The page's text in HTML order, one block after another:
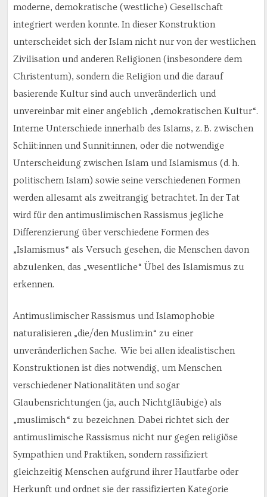
moderne, demokratische (westliche) Gesellschaft
integriert werden konnte. In dieser Konstruktion
unterscheidet sich der Islam nicht nur von der westlichen
Zivilisation und anderen Religionen (insbesondere dem
Christentum), sondern die Religion und die darauf
basierende Kultur sind auch unveränderlich und
unvereinbar mit einer angeblich „demokratischen Kultur“.
Interne Unterschiede innerhalb des Islams, z. B. zwischen
Schiit:innen und Sunnit:innen, oder die notwendige
Unterscheidung zwischen Islam und Islamismus (d. h.
politischem Islam) sowie seine verschiedenen Formen
werden allesamt als zweitrangig betrachtet. In der Tat
wird für den antimuslimischen Rassismus jegliche
Differenzierung über verschiedene Formen des
„Islamismus“ als Versuch gesehen, die Menschen davon
abzulenken, das „wesentliche“ Übel des Islamismus zu
erkennen.
Antimuslimischer Rassismus und Islamophobie
naturalisieren „die/den Muslim:in“ zu einer
unveränderlichen Sache. Wie bei allen idealistischen
Konstruktionen ist dies notwendig, um Menschen
verschiedener Nationalitäten und sogar
Glaubensrichtungen (ja, auch Nichtgläubige) als
„muslimisch“ zu bezeichnen. Dabei richtet sich der
antimuslimische Rassismus nicht nur gegen religiöse
Sympathien und Praktiken, sondern rassifiziert
gleichzeitig Menschen aufgrund ihrer Hautfarbe oder
Herkunft und ordnet sie der rassifizierten Kategorie